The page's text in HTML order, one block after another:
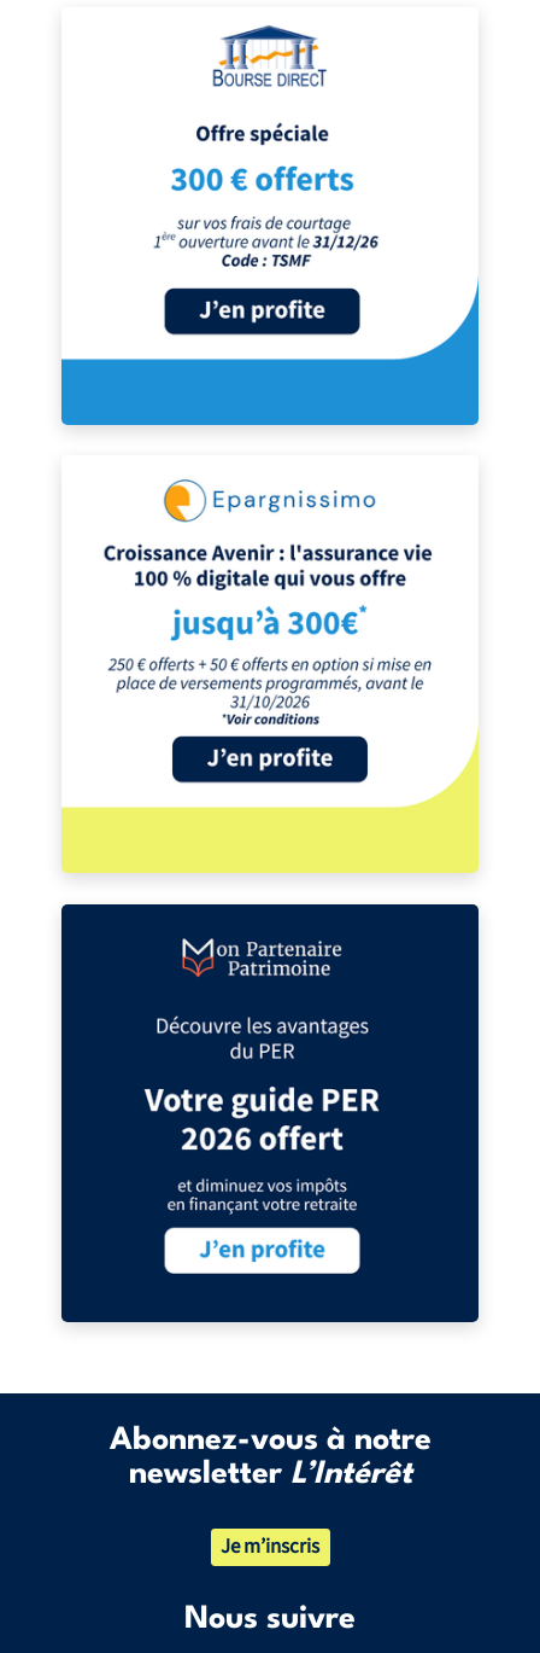
Abonnez-vous à notre
newsletter L’Intérêt
Je m’inscris
Nous suivre